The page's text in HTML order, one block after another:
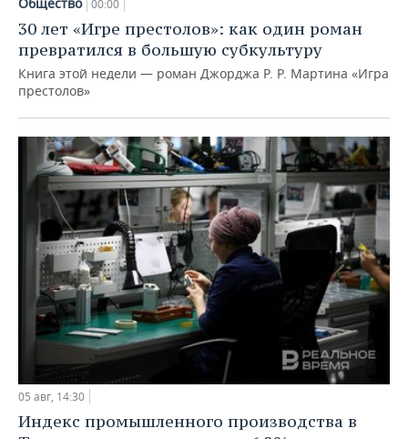
Общество 00:00
30 лет «Игре престолов»: как один роман
превратился в большую субкультуру
Книга этой недели — роман Джорджа Р. Р. Мартина «Игра
престолов»
05 авг, 14:30
Индекс промышленного производства в